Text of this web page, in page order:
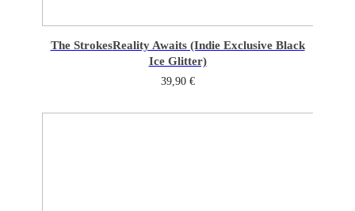
The StrokesReality Awaits (Indie Exclusive Black
Ice Glitter)
39,90 €